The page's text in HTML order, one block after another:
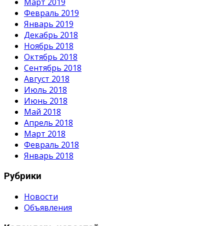
Март 2019
Февраль 2019
Январь 2019
Декабрь 2018
Ноябрь 2018
Октябрь 2018
Сентябрь 2018
Август 2018
Июль 2018
Июнь 2018
Май 2018
Апрель 2018
Март 2018
Февраль 2018
Январь 2018
Рубрики
Новости
Объявления